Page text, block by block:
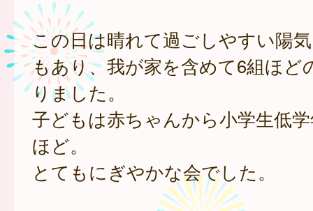
この日は晴れて過ごしやすい陽
もあり、我が家を含めて6組ほど
りました。
子どもは赤ちゃんから小学生低
ほど。
とてもにぎやかな会でした。